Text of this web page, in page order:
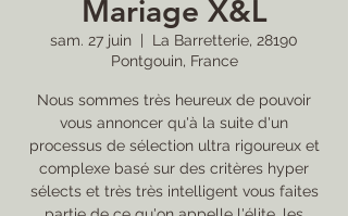
Mariage X&L
sam. 27 juin
La Barretterie, 28190
Pontgouin, France
Nous sommes très heureux de pouvoir
vous annoncer qu'à la suite d'un
processus de sélection ultra rigoureux et
complexe basé sur des critères hyper
sélects et très très intelligent vous faites